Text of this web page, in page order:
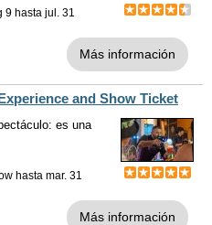
9 hasta jul. 31
Más información
and Show Ticket
es una
hasta mar. 31
Más información